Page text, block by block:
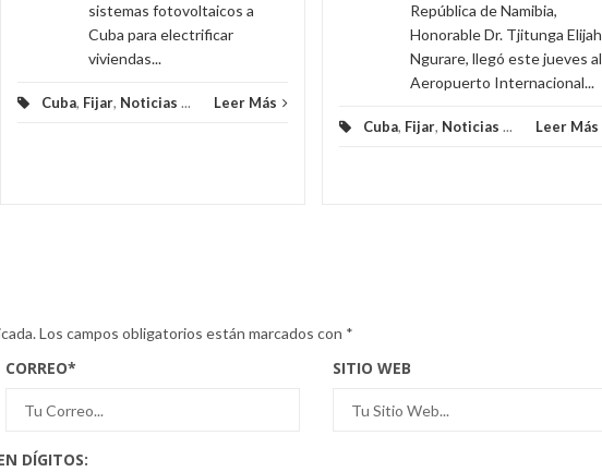
sistemas fotovoltaicos a
Cuba para electrificar
viviendas...
Cuba, Fijar, Noticias ... Leer Más
República de Namibia,
Honorable Dr. Tjitunga Elijah
Ngurare, llegó este jueves al
Aeropuerto Internacional...
Cuba, Fijar, Noticias ... Leer Más
Los campos obligatorios están marcados con *
CORREO* SITIO WEB
DÍGITOS: